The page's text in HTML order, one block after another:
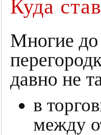
Куда
Многие до
давно не
в
между